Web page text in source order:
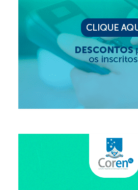
Notícias
Ouvidoria
Contatos
Fale Conosco